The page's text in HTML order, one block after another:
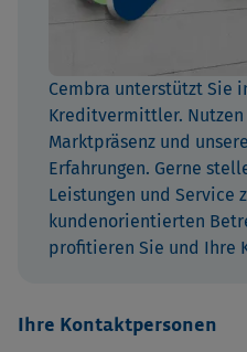
Cembra unterstützt Sie
Kreditvermittler. Nutzen
Marktpräsenz und
Erfahrungen. Gerne
Leistungen und Service
kundenorientierten
profitieren Sie und Ihre
Ihre Kontaktpersonen